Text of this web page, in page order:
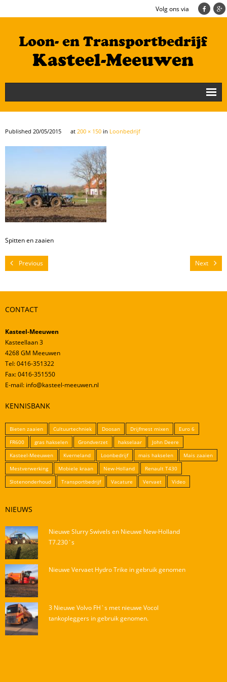
Volg ons via
Nieuws
Loonbedrijf
Cultuurtechniek/Grondwerk
Geschiedenis
Te koop
Published 20/05/2015 at 200 × 150 in Loonbedrijf
Spitten en zaaien
Previous Next
CONTACT
Kasteel-Meeuwen
Kasteellaan 3
4268 GM Meeuwen
Tel: 0416-351322
Fax: 0416-351550
E-mail: info@kasteel-meeuwen.nl
KENNISBANK
Bieten zaaien Cultuurtechniek Doosan Drijfmest mixen
Euro 6
FR600
gras hakselen Grondverzet hakselaar
John Deere
Kasteel-Meeuwen
Kverneland Loonbedrijf mais hakselen
Mais zaaien
Mestverwerking
Mobiele kraan New-Holland
Renault T430
Slotenonderhoud
Transportbedrijf Vacature Vervaet Video
NIEUWS
Nieuwe Slurry Swivels en Nieuwe New-Holland
T7.230`s
Nieuwe Vervaet Hydro Trike in gebruik genomen
3 Nieuwe Volvo FH`s met nieuwe Vocol
tankopleggers in gebruik genomen.